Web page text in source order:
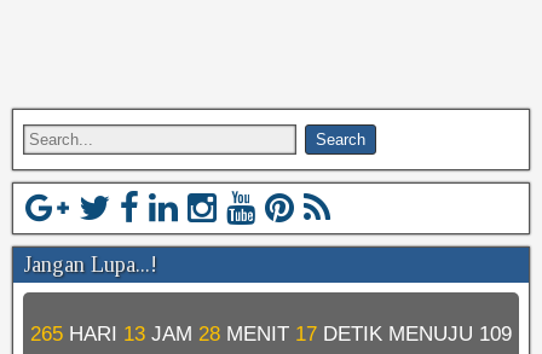
Jangan Lupa...!
265 HARI 13 JAM 28 MENIT 17 DETIK MENUJU 109